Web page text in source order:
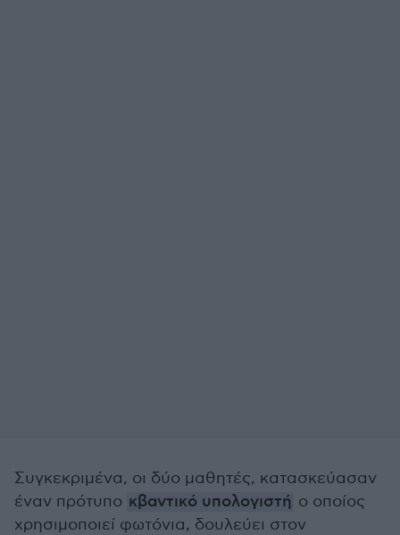
Συγκεκριμένα, οι δύο μαθητές, κατασκεύασαν
έναν πρότυπο κβαντικό υπολογιστή ο οποίος
χρησιμοποιεί φωτόνια, δουλεύει στον